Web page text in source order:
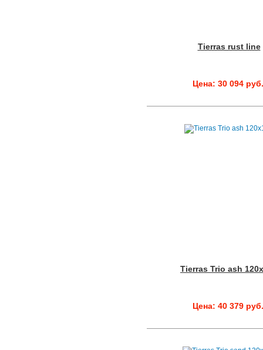
Tierras rust line
Цена: 30 094 руб.
Tierras Trio ash
Цена: 40 379 руб.